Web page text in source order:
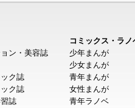
ン・美容誌
ク誌
ク誌
誌
コミックス・ラノ
少年まんが
少女まんが
青年まんが
女性まんが
青年ラノベ